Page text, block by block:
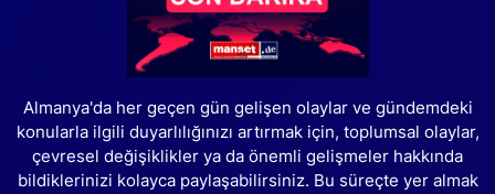
Almanya'da her geçen gün gelişen olaylar ve gündemdeki
konularla ilgili duyarlılığınızı artırmak için, toplumsal olaylar,
çevresel değişiklikler ya da önemli gelişmeler hakkında
bildiklerinizi kolayca paylaşabilirsiniz. Bu süreçte yer almak